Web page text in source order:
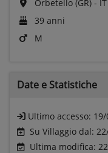
Orbetello (GR) - IT
39 anni
M
Date e Statistiche
Ultimo accesso:
Su Villaggio dal:
Ultima modifica: